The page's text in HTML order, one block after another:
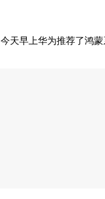
今天早上华为推荐了鸿